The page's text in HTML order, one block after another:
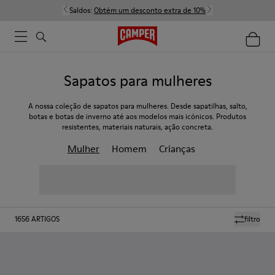
Saldos: Obtém um desconto extra de 10%
Sapatos para mulheres
A nossa coleção de sapatos para mulheres. Desde sapatilhas, salto,
botas e botas de inverno até aos modelos mais icónicos. Produtos
resistentes, materiais naturais, ação concreta.
Mulher Homem Crianças
filtro
1656ARTIGOS